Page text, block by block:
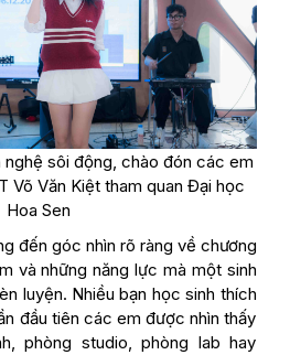
nghệ sôi động, chào đón các em
Võ Văn Kiệt tham quan Đại học
Hoa Sen
đến góc nhìn rõ ràng về chương
và những năng lực mà một sinh
luyện. Nhiều bạn học sinh thích
đầu tiên các em được nhìn thấy
phòng studio, phòng lab hay